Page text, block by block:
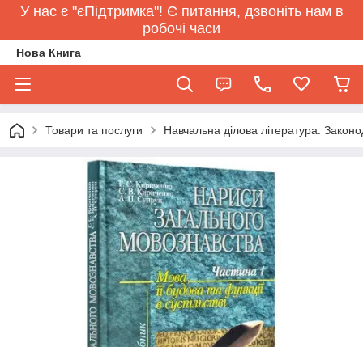
У нас є "єПідтримка"! Є питання, дзвоніть нам в
робочі часи
Нова Книга
Товари та послуги Навчальна ділова література.